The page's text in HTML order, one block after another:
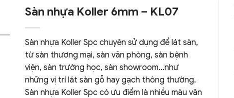
Sàn nhựa Koller 6mm – KL07
Sàn nhựa Koller Spc chuyên sử dụng để lát sàn,
từ sàn thương mại, sàn văn phòng, sàn bệnh
viện, sàn trường học, sàn showroom…như
những vị trí lát sàn gỗ hay gạch thông thường.
Sàn nhựa Koller Spc có ưu điểm là nhiều màu vân